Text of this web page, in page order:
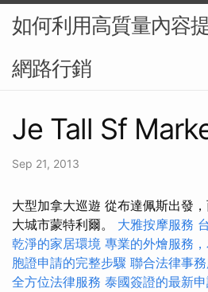
如何利用高質量內容
網路行銷
Je Tall Sf
Sep 21, 2013
大型加拿大巡遊 從布達佩斯出發
大城市蒙特利爾。 大雅按摩服務
乾淨的家居環境 專業的外燴服務
胞證申請的完整步驟 聯合法律事
全方位法律服務 泰國簽證的最新